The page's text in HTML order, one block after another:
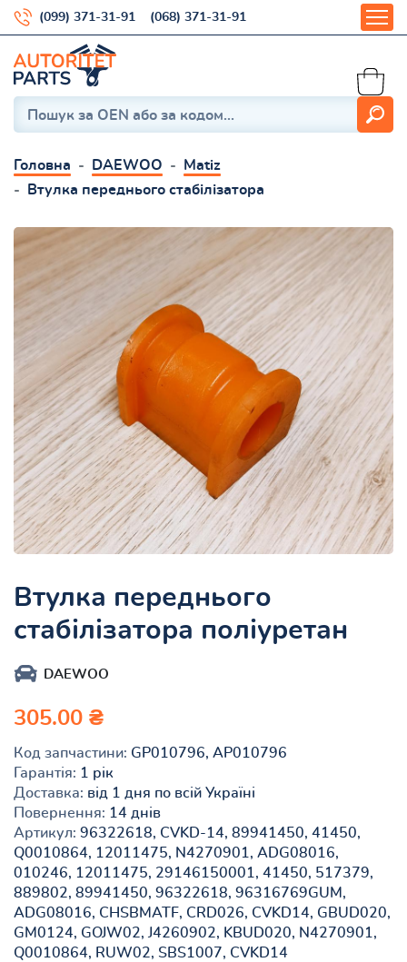
(099) 371-31-91 (068) 371-31-91
Головна DAEWOO
Matiz
Втулка переднього стабілізатора
Втулка переднього
стабілізатора поліуретан
DAEWOO
305.00 ₴
Код запчастини: GP010796, AP010796
Гарантія: 1 рік
Доставка: від 1 дня по всій Україні
Повернення: 14 днів
Артикул: 96322618, CVKD-14, 89941450, 41450,
Q0010864, 12011475, N4270901, ADG08016,
010246, 12011475, 29146150001, 41450, 517379,
889802, 89941450, 96322618, 96316769GUM,
ADG08016, CHSBMATF, CRD026, CVKD14, GBUD020,
GM0124, GOJW02, J4260902, KBUD020, N4270901,
Q0010864, RUW02, SBS1007, CVKD14